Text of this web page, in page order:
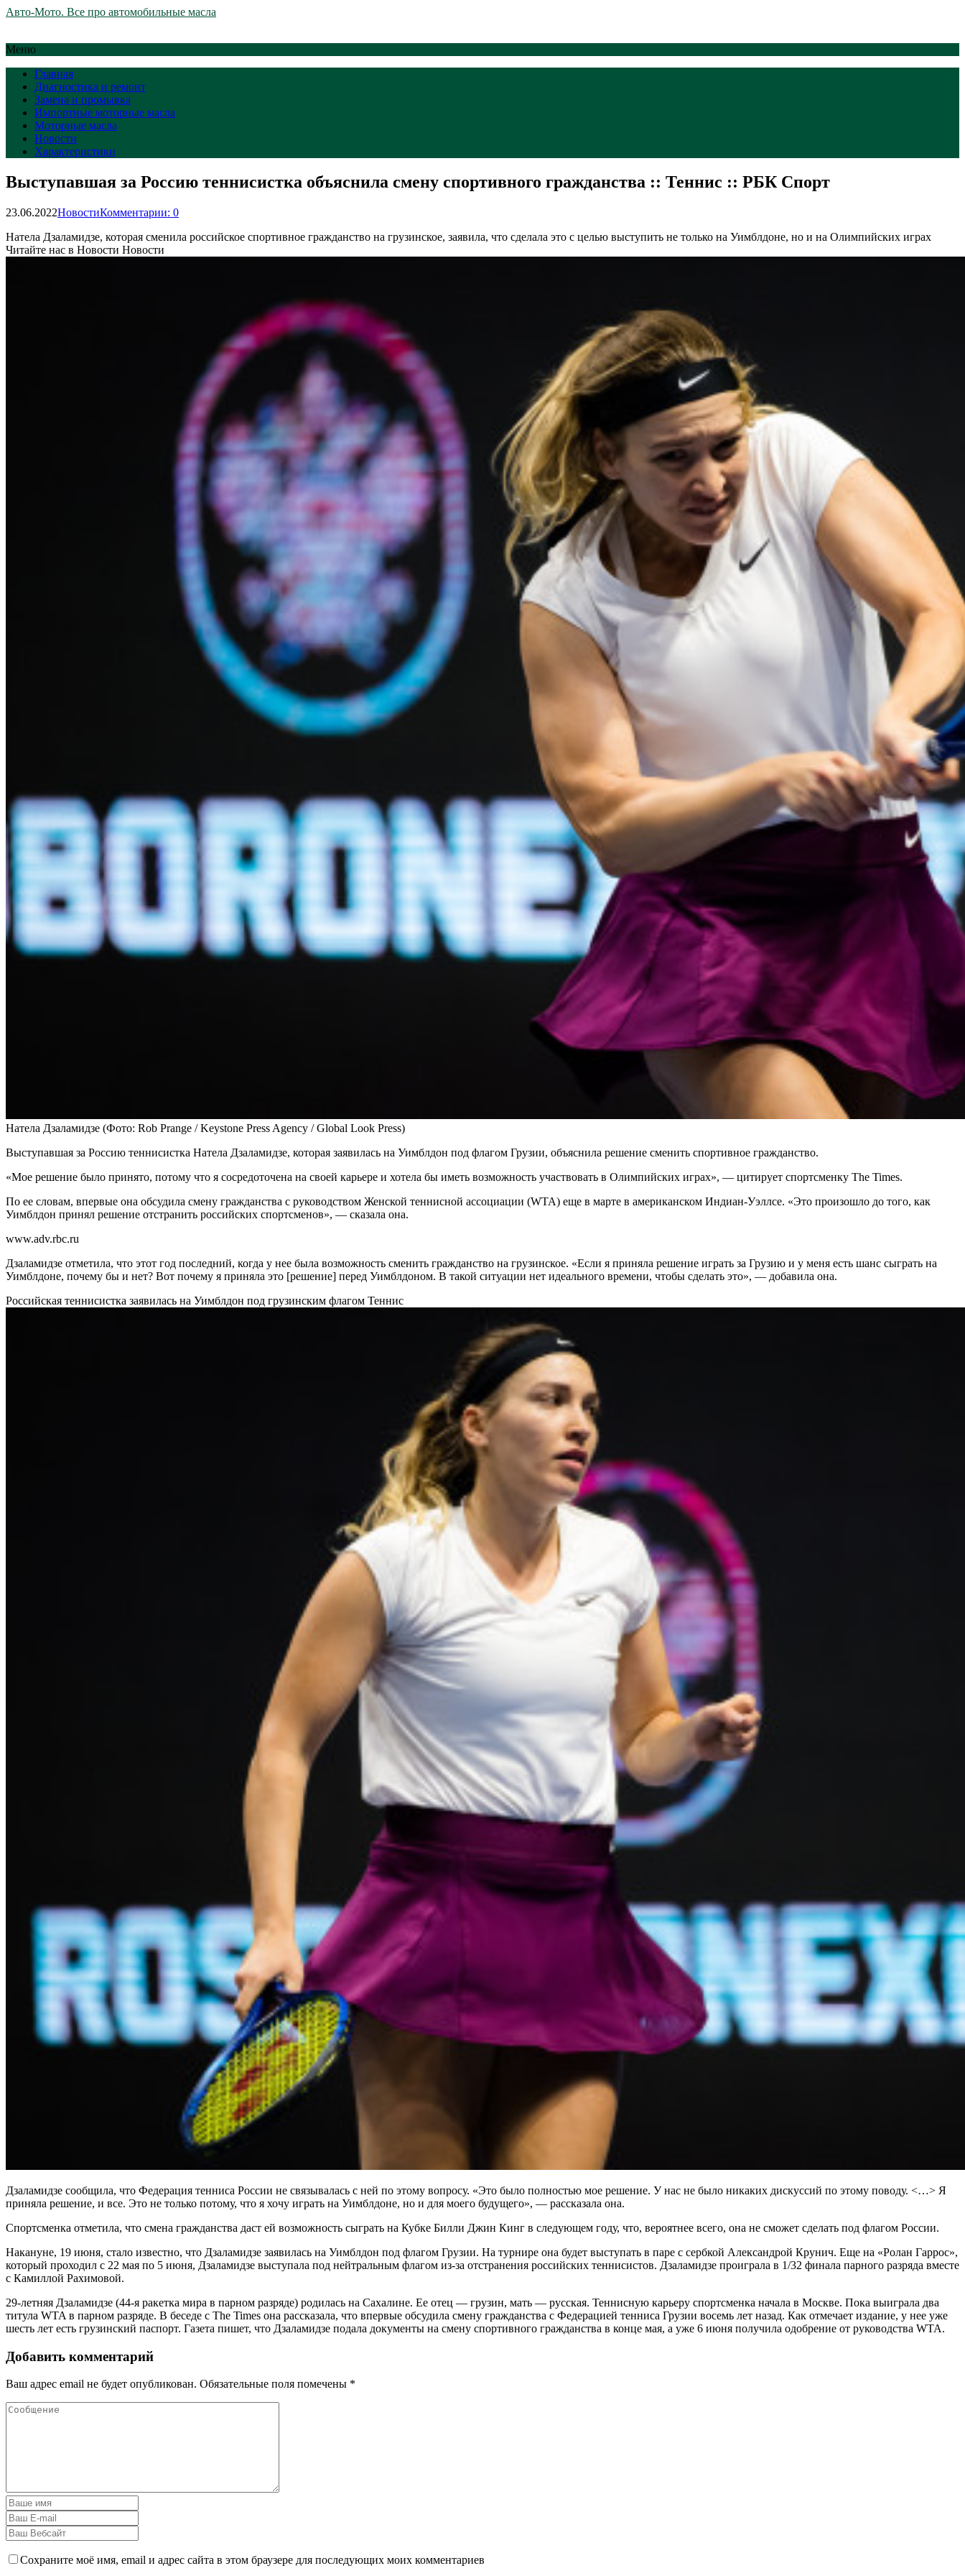
Авто-Мото. Все про автомобильные масла
Меню
Главная
Диагностика и ремонт
Замена и промывка
Импортные моторные масла
Моторные масла
Новости
Характеристики
Выступавшая за Россию теннисистка объяснила смену спортивного гражданства :: Теннис :: РБК Спорт
23.06.2022НовостиКомментарии: 0
Натела Дзаламидзе, которая сменила российское спортивное гражданство на грузинское, заявила, что сделала это с целью выступить не только на Уимблдоне, но и на Олимпийских играх
Читайте нас в Новости Новости
Натела Дзаламидзе (Фото: Rob Prange / Keystone Press Agency / Global Look Press)
Выступавшая за Россию теннисистка Натела Дзаламидзе, которая заявилась на Уимблдон под флагом Грузии, объяснила решение сменить спортивное гражданство.
«Мое решение было принято, потому что я сосредоточена на своей карьере и хотела бы иметь возможность участвовать в Олимпийских играх», — цитирует спортсменку The Times.
По ее словам, впервые она обсудила смену гражданства с руководством Женской теннисной ассоциации (WTA) еще в марте в американском Индиан-Уэллсе. «Это произошло до того, как
Уимблдон принял решение отстранить российских спортсменов», — сказала она.
www.adv.rbc.ru
Дзаламидзе отметила, что этот год последний, когда у нее была возможность сменить гражданство на грузинское. «Если я приняла решение играть за Грузию и у меня есть шанс сыграть на
Уимблдоне, почему бы и нет? Вот почему я приняла это [решение] перед Уимблдоном. В такой ситуации нет идеального времени, чтобы сделать это», — добавила она.
Российская теннисистка заявилась на Уимблдон под грузинским флагом Теннис
Дзаламидзе сообщила, что Федерация тенниса России не связывалась с ней по этому вопросу. «Это было полностью мое решение. У нас не было никаких дискуссий по этому поводу. <…> Я
приняла решение, и все. Это не только потому, что я хочу играть на Уимблдоне, но и для моего будущего», — рассказала она.
Спортсменка отметила, что смена гражданства даст ей возможность сыграть на Кубке Билли Джин Кинг в следующем году, что, вероятнее всего, она не сможет сделать под флагом России.
Накануне, 19 июня, стало известно, что Дзаламидзе заявилась на Уимблдон под флагом Грузии. На турнире она будет выступать в паре с сербкой Александрой Крунич. Еще на «Ролан Гаррос»,
который проходил с 22 мая по 5 июня, Дзаламидзе выступала под нейтральным флагом из-за отстранения российских теннисистов. Дзаламидзе проиграла в 1/32 финала парного разряда вместе
с Камиллой Рахимовой.
29-летняя Дзаламидзе (44-я ракетка мира в парном разряде) родилась на Сахалине. Ее отец — грузин, мать — русская. Теннисную карьеру спортсменка начала в Москве. Пока выиграла два
титула WTA в парном разряде. В беседе с The Times она рассказала, что впервые обсудила смену гражданства с Федерацией тенниса Грузии восемь лет назад. Как отмечает издание, у нее уже
шесть лет есть грузинский паспорт. Газета пишет, что Дзаламидзе подала документы на смену спортивного гражданства в конце мая, а уже 6 июня получила одобрение от руководства WTA.
Добавить комментарий
Ваш адрес email не будет опубликован. Обязательные поля помечены *
Сохраните моё имя, email и адрес сайта в этом браузере для последующих моих комментариев